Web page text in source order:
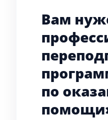
Вам
по